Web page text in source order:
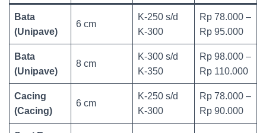
Bata
(Unipave)
6 cm
K-250 s/d
K-300
Rp 78.000 –
Rp 95.000
Bata
(Unipave)
8 cm
K-300 s/d
K-350
Rp 98.000 –
Rp 110.000
Cacing
(Cacing)
6 cm
K-250 s/d
K-300
Rp 78.000 –
Rp 90.000